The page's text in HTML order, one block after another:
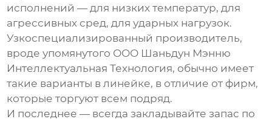
исполнений — для низких температур, для
агрессивных сред, для ударных нагрузок.
Узкоспециализированный производитель,
вроде упомянутого ООО Шаньдун Мэнню
Интеллектуальная Технология, обычно имеет
такие варианты в линейке, в отличие от фирм,
которые торгуют всем подряд.
И последнее — всегда закладывайте запас по